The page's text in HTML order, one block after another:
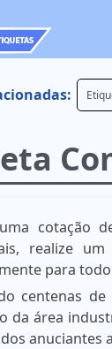
uma cotação
realize
para
centenas
da área
anuciantes